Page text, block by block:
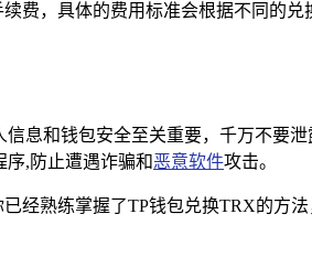
费，具体的费用标准会根据不同的
息和钱包安全至关重要，千万不要
序,防止遭遇诈骗和恶意软件攻击。
经熟练掌握了TP钱包兑换TRX的方